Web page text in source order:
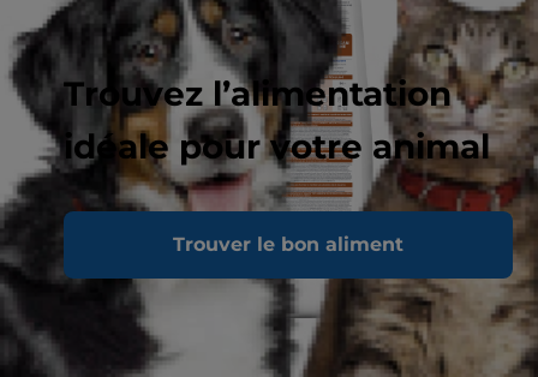
Trouvez l’alimentation
idéale pour votre animal
Trouver le bon aliment